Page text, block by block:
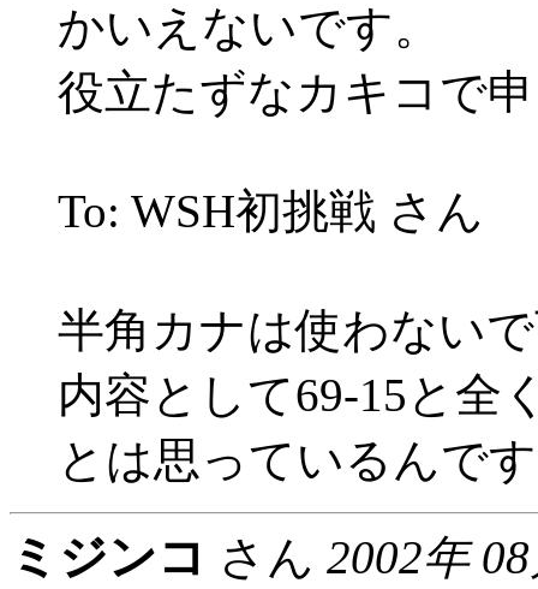
かいえないです。
役立たずなカキコで
To: WSH初挑戦 さん
半角カナは使わない
内容として69-15と全
とは思っているんで
ミジンコ さん 2002年